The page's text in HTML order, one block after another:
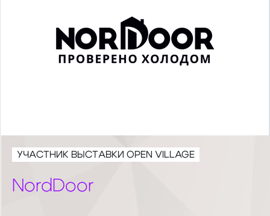
УЧАСТНИК ВЫСТАВКИ OPEN VILLAGE
NordDoor